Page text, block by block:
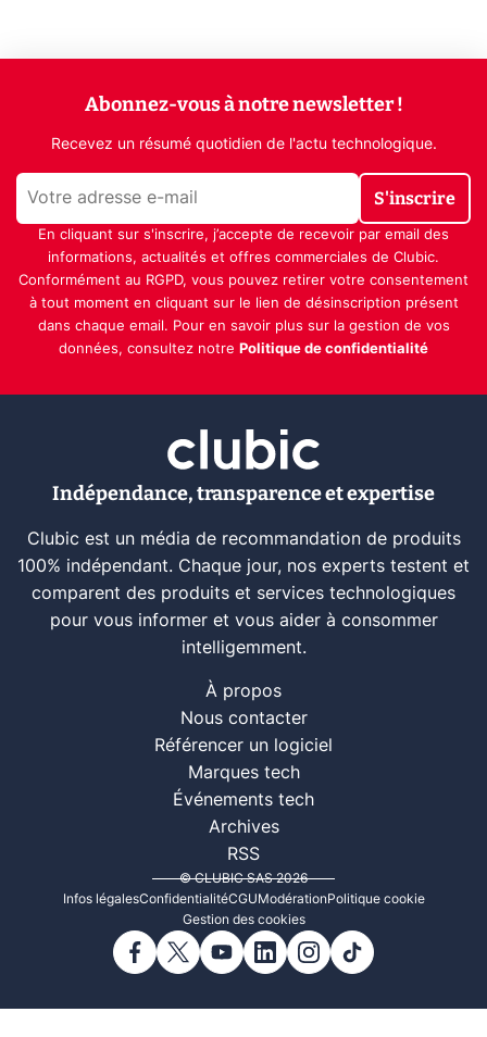
Abonnez-vous à notre newsletter !
Recevez un résumé quotidien de l'actu technologique.
S'inscrire
En cliquant sur s'inscrire, j’accepte de recevoir par email des
informations, actualités et offres commerciales de Clubic.
Conformément au RGPD, vous pouvez retirer votre consentement
à tout moment en cliquant sur le lien de désinscription présent
dans chaque email. Pour en savoir plus sur la gestion de vos
données, consultez notre Politique de confidentialité
Indépendance, transparence et expertise
Clubic est un média de recommandation de produits
100% indépendant. Chaque jour, nos experts testent et
comparent des produits et services technologiques
pour vous informer et vous aider à consommer
intelligemment.
À propos
Nous contacter
Référencer un logiciel
Marques tech
Événements tech
Archives
RSS
© CLUBIC SAS 2026
Infos légalesConfidentialitéCGUModérationPolitique cookie
Gestion des cookies